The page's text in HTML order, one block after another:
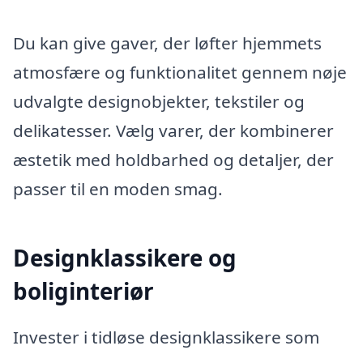
Du kan give gaver, der løfter hjemmets
atmosfære og funktionalitet gennem nøje
udvalgte designobjekter, tekstiler og
delikatesser. Vælg varer, der kombinerer
æstetik med holdbarhed og detaljer, der
passer til en moden smag.
Designklassikere og
boliginteriør
Invester i tidløse designklassikere som